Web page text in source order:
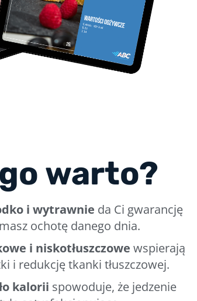
warto?
i wytrawnie da Ci gwarancję
ochotę danego dnia.
i niskotłuszczowe wspierają
i redukcję tkanki tłuszczowej.
kalorii spowoduje, że jedzenie